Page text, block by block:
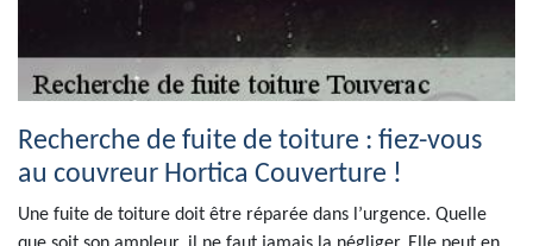
Recherche de fuite de toiture : fiez-vous
au couvreur Hortica Couverture !
Une fuite de toiture doit être réparée dans l’urgence. Quelle